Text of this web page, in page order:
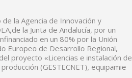
la Agencia de Innovación y
la Junta de Andalucía, por un
en un 80% por la Unión
Europeo de Desarrollo Regional,
proyecto «Licencias e instalación de
(GESTECNET), equipamie